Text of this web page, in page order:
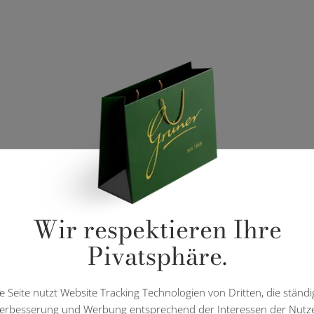
Wir respektieren Ihre
Pivatsphäre.
Seite nutzt Website Tracking Technologien von Dritten, die
und Werbung entsprechend der Interessen der